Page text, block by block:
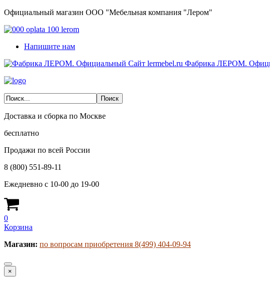
Официальный магазин ООО "Мебельная компания "Лером"
Напишите нам
Фабрика ЛЕРОМ.
Доставка и сборка по Москве
бесплатно
Продажи по всей России
8 (800) 551-89-11
Ежедневно с 10-00 до 19-00
0
Корзина
Магазин: по вопросам приобретения 8(499) 404-09-94
×